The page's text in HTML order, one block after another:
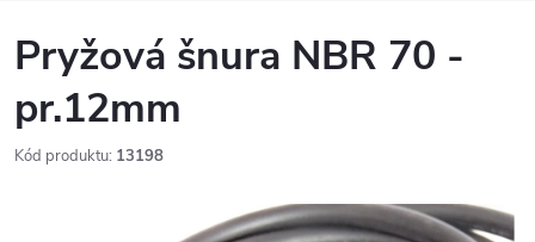
Pryžová šnura NBR 70 -
pr.12mm
Kód produktu: 13198